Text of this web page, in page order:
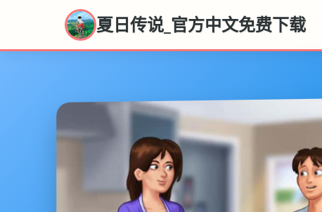
夏日传说_官方中文免费下载